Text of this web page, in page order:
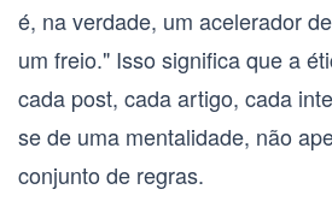
é, na verdade, um acelerador
um freio." Isso significa que a
cada post, cada artigo, cada
se de uma mentalidade, não
conjunto de regras.